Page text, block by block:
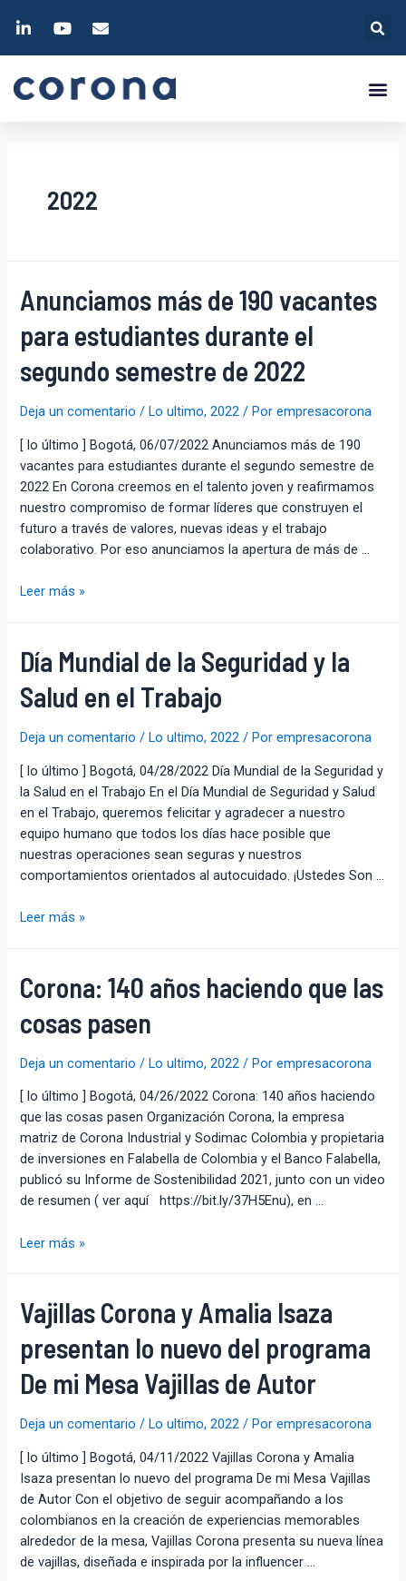
2022
Anunciamos más de 190 vacantes
para estudiantes durante el
segundo semestre de 2022
Deja un comentario /Lo ultimo,2022 / Porempresacorona
[ lo último ] Bogotá, 06/07/2022 Anunciamos más de 190
vacantes para estudiantes durante el segundo semestre de
2022 En Corona creemos en el talento joven y reafirmamos
nuestro compromiso de formar líderes que construyen el
futuro a través de valores, nuevas ideas y el trabajo
colaborativo. Por eso anunciamos la apertura de más de …
Leer más »
Día Mundial de la Seguridad y la
Salud en el Trabajo
Deja un comentario /Lo ultimo,2022 / Porempresacorona
[ lo último ] Bogotá, 04/28/2022 Día Mundial de la Seguridad y
la Salud en el Trabajo En el Día Mundial de Seguridad y Salud
en el Trabajo, queremos felicitar y agradecer a nuestro
equipo humano que todos los días hace posible que
nuestras operaciones sean seguras y nuestros
comportamientos orientados al autocuidado. ¡Ustedes Son …
Leer más »
Corona: 140 años haciendo que las
cosas pasen
Deja un comentario /Lo ultimo,2022 / Porempresacorona
[ lo último ] Bogotá, 04/26/2022 Corona: 140 años haciendo
que las cosas pasen Organización Corona, la empresa
matriz de Corona Industrial y Sodimac Colombia y propietaria
de inversiones en Falabella de Colombia y el Banco Falabella,
publicó su Informe de Sostenibilidad 2021, junto con un video
de resumen ( ver aquí https://bit.ly/37H5Enu), en …
Leer más »
Vajillas Corona y Amalia Isaza
presentan lo nuevo del programa
De mi Mesa Vajillas de Autor
Deja un comentario /Lo ultimo,2022 / Porempresacorona
[ lo último ] Bogotá, 04/11/2022 Vajillas Corona y Amalia
Isaza presentan lo nuevo del programa De mi Mesa Vajillas
de Autor Con el objetivo de seguir acompañando a los
colombianos en la creación de experiencias memorables
alrededor de la mesa, Vajillas Corona presenta su nueva línea
de vajillas, diseñada e inspirada por la influencer …